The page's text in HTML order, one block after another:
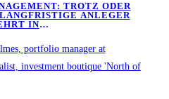
TROTZ ODER
ANLEGER
IN